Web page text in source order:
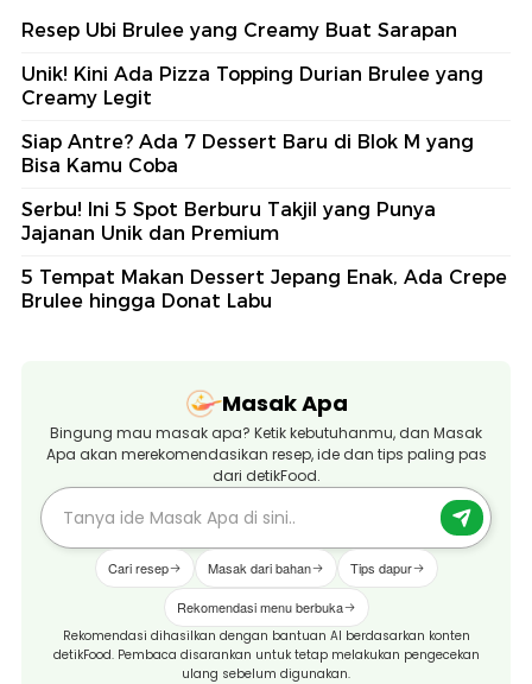
Resep Ubi Brulee yang Creamy Buat Sarapan
Unik! Kini Ada Pizza Topping Durian Brulee yang
Creamy Legit
Siap Antre? Ada 7 Dessert Baru di Blok M yang
Bisa Kamu Coba
Serbu! Ini 5 Spot Berburu Takjil yang Punya
Jajanan Unik dan Premium
5 Tempat Makan Dessert Jepang Enak, Ada Crepe
Brulee hingga Donat Labu
Masak Apa
Bingung mau masak apa? Ketik kebutuhanmu, dan Masak
Apa akan merekomendasikan resep, ide dan tips paling pas
dari detikFood.
Cari resep Masak dari bahan Tips dapur
Rekomendasi menu berbuka
Rekomendasi dihasilkan dengan bantuan AI berdasarkan konten
detikFood. Pembaca disarankan untuk tetap melakukan pengecekan
ulang sebelum digunakan.